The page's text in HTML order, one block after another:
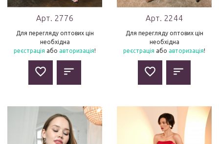
Арт. 2776
Для перегляду оптових цін
необхідна
реєстрація або авторизація!
Арт. 2244
Для перегляду оптових цін
необхідна
реєстрація або авторизація!